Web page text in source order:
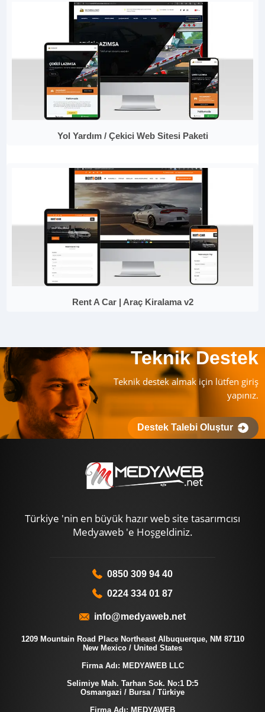
Yol Yardım / Çekici Web Sitesi Paketi
Rent A Car | Araç Kiralama v2
Teknik Destek
Teknik destek almak için lütfen giriş
yapınız.
Destek Talebi Oluştur
Türkiye 'nin en büyük hazır web site tasarımcısı
Medyaweb 'e Hoşgeldiniz.
0850 309 94 40
0224 334 01 87
info@medyaweb.net
1209 Mountain Road Place Northeast Albuquerque, NM 87110
New Mexico / United States
Firma Adı: MEDYAWEB LLC
Selimiye Mah. Tarhan Sok. No:1 D:5
Osmangazi / Bursa / Türkiye
Firma Adı: MEDYAWEB